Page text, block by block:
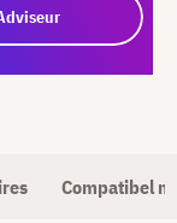
Compatibel